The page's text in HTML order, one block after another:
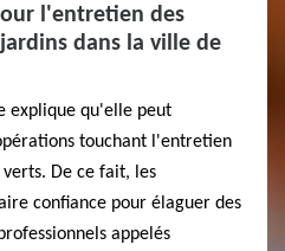
l'entretien des
dans la ville de
explique qu'elle peut
touchant l'entretien
verts. De ce fait, les
confiance pour élaguer des
appelés